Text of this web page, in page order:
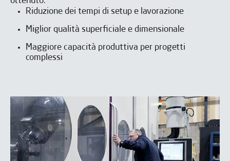
Riduzione dei tempi di setup e lavorazione
Miglior qualità superficiale e dimensionale
Maggiore capacità produttiva per progetti
complessi
come le nostre soluzioni possono
come le nostre soluzioni possono